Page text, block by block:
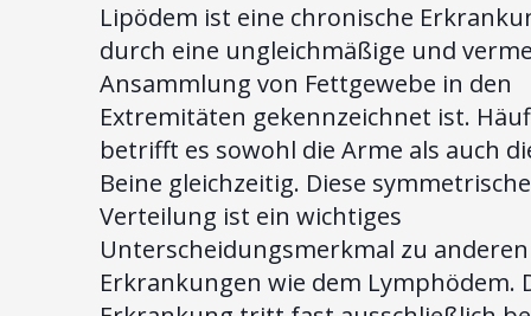
Lipödem ist eine chronische
durch eine ungleichmäßige und
Ansammlung von Fettgewebe in den
Extremitäten gekennzeichnet ist.
betrifft es sowohl die Arme als auch
Beine gleichzeitig. Diese symmetrische
Verteilung ist ein wichtiges
Unterscheidungsmerkmal zu anderen
Erkrankungen wie dem Lymphödem.